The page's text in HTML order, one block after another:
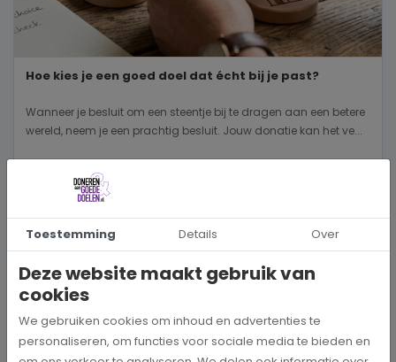
Hoe kies je een goed doel dat écht bij je past?
Wanneer je besluit om een steentje bij te dragen aan een betere
wereld, neem je een prachtig besluit. Jouw donatie kan het ve...
Toestemming Details Over
Deze website maakt gebruik van
cookies
We gebruiken cookies om inhoud en advertenties te
personaliseren, om functies voor sociale media te bieden en